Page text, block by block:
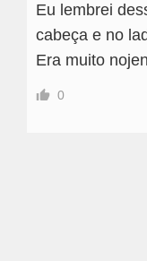
Eu lembrei
cabeça e no
Era muito
0